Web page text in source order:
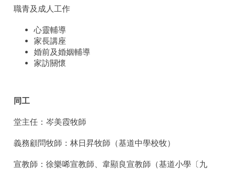
職青及成人工作
心靈輔導
家長講座
婚前及婚姻輔導
家訪關懷
同工
堂主任：岑美霞牧師
義務顧問牧師：林日昇牧師（基道中學校牧）
宣教師：徐樂唏宣教師、韋顯良宣教師（基道小學〔九